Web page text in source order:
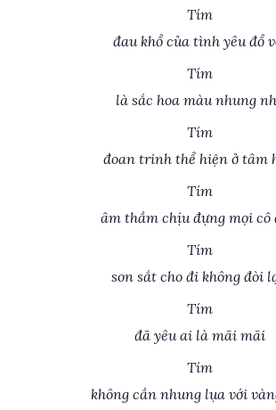
Tím
đau khổ của tình yêu đổ
Tím
là sắc hoa màu nhung
Tím
đoan trinh thể hiện ở tâm
Tím
âm thầm chịu đựng mọi cô
Tím
son sắt cho đi không đòi
Tím
đã yêu ai là mãi mãi
Tím
không cần nhung lụa với